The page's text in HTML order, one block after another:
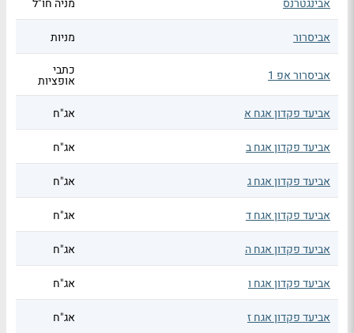
אבינגטרנס מניה חו"ל
אביסרור מניות
אביסרור אפ 1 כתבי
אופציות
אביעד פקדון אגח א
אג"ח
אביעד פקדון אגח ב אג"ח
אביעד פקדון אגח ג אג"ח
אביעד פקדון אגח ד אג"ח
אביעד פקדון אגח ה אג"ח
אביעד פקדון אגח ו אג"ח
אביעד פקדון אגח ז אג"ח